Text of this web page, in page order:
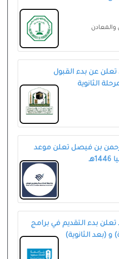
والمعادن
عن بدء القبول
الثانوية
بن فيصل تعلن موعد
بدء التقديم في برامج
و (بعد الثانوية)